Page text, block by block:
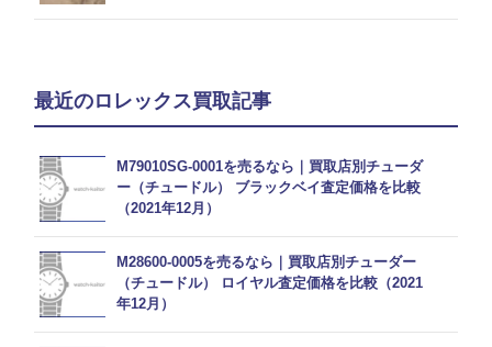
最近のロレックス買取記事
M79010SG-0001を売るなら｜買取店別チューダ
ー（チュードル） ブラックベイ査定価格を比較
（2021年12月）
M28600-0005を売るなら｜買取店別チューダー
（チュードル） ロイヤル査定価格を比較（2021
年12月）